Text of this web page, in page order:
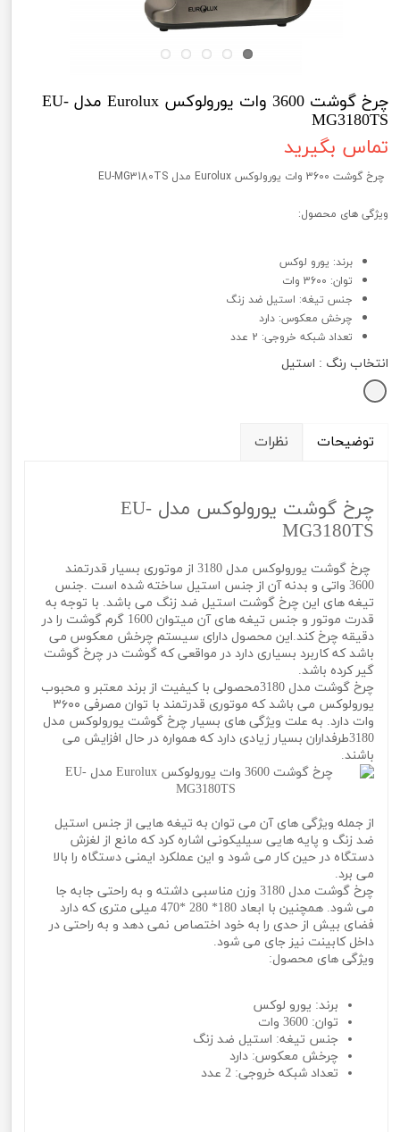
چرخ گوشت 3600 وات یورولوکس Eurolux مدل EU-
MG3180TS
تماس بگیرید
چرخ گوشت 3600 وات یورولوکس Eurolux مدل EU-MG3180TS
ویژگی های محصول:
برند: یورو لوکس
توان: 3600 وات
جنس تیغه: استیل ضد زنگ
چرخش معکوس: دارد
تعداد شبکه خروجی: 2 عدد
انتخاب رنگ : استیل
توضیحات نظرات
چرخ گوشت یورولوکس مدل EU-
MG3180TS
چرخ گوشت یورولوکس مدل 3180 از موتوری بسیار قدرتمند
3600 واتی و بدنه آن از جنس استیل ساخته شده است .جنس
تیغه های این چرخ گوشت استیل ضد زنگ می باشد. با توجه به
قدرت موتور و جنس تیغه های آن میتوان 1600 گرم گوشت را در
دقیقه چرخ کند.این محصول دارای سیستم چرخش معکوس می
باشد که کاربرد بسیاری دارد در مواقعی که گوشت در چرخ گوشت
گیر کرده باشد.
چرخ گوشت مدل 3180محصولی با کیفیت از برند معتبر و محبوب
یورولوکس می باشد که موتوری قدرتمند با توان مصرفی ۳۶۰۰
وات دارد. به علت ویژگی های بسیار چرخ گوشت یورولوکس مدل
3180طرفداران بسیار زیادی دارد که همواره در حال افزایش می
باشند.
از جمله ویژگی های آن می توان به تیغه هایی از جنس استیل
ضد زنگ و پایه هایی سیلیکونی اشاره کرد که مانع از لغزش
دستگاه در حین کار می شود و این عملکرد ایمنی دستگاه را بالا
می برد.
چرخ گوشت مدل 3180 وزن مناسبی داشته و به راحتی جابه جا
می شود. همچنین با ابعاد 180* 280 *470 میلی متری که دارد
فضای بیش از حدی را به خود اختصاص نمی دهد و به راحتی در
داخل کابینت نیز جای می شود.
ویژگی های محصول:
برند: یورو لوکس
توان: 3600 وات
جنس تیغه: استیل ضد زنگ
چرخش معکوس: دارد
تعداد شبکه خروجی: 2 عدد